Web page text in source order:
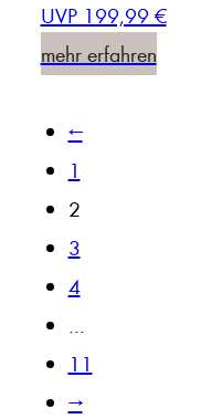
UVP 199,99 €
mehr erfahren
←
1
2
3
4
…
11
→